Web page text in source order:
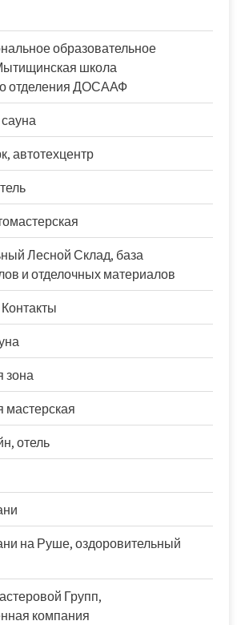
образовательное
школа
отделения ДОСААФ
автотехцентр
Лесной Склад, база
и отделочных материалов
зона
мастерская
отель
на Руше, оздоровительный
Групп,
компания